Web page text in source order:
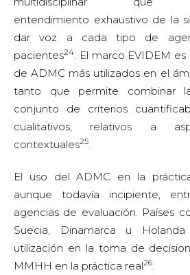
entendimiento exhaustivo de la
dar voz a cada tipo de
pacientes24
. El marco EVIDEM
de ADMC más utilizados en el
tanto que permite combinar
conjunto de criterios
cualitativos, relativos a
contextuales25
El uso del ADMC en la
aunque todavía incipiente,
agencias de evaluación. Países
Suecia, Dinamarca u
utilización en la toma de
MMHH en la práctica real26